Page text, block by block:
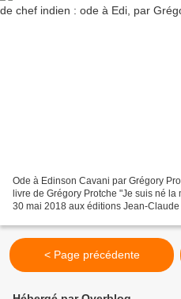
Ode à Edinson Cavani par Grégory
livre de Grégory Protche "Je suis né
30 mai 2018 aux éditions Jean-
< Page précédente